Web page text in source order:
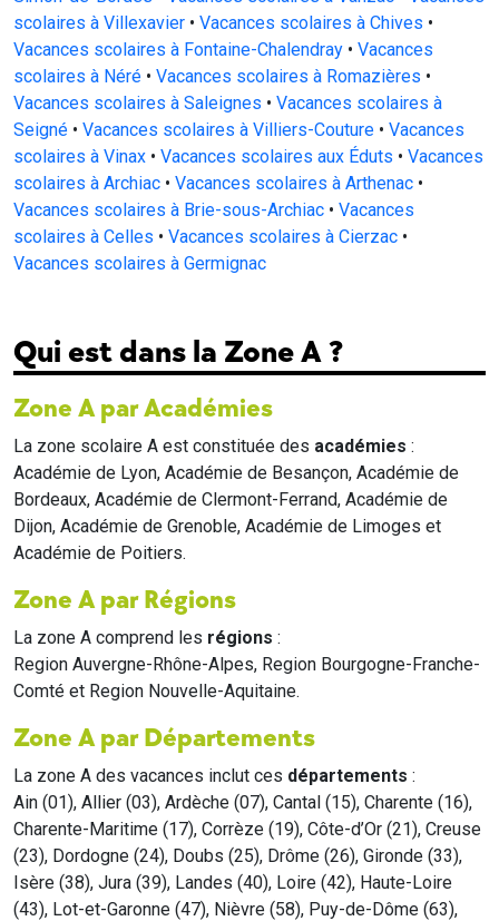
scolaires à Villexavier • Vacances scolaires à Chives •
Vacances scolaires à Fontaine-Chalendray • Vacances
scolaires à Néré • Vacances scolaires à Romazières •
Vacances scolaires à Saleignes • Vacances scolaires à
Seigné • Vacances scolaires à Villiers-Couture • Vacances
scolaires à Vinax • Vacances scolaires aux Éduts • Vacances
scolaires à Archiac • Vacances scolaires à Arthenac •
Vacances scolaires à Brie-sous-Archiac • Vacances
scolaires à Celles • Vacances scolaires à Cierzac •
Vacances scolaires à Germignac
Qui est dans la Zone A ?
Zone A par Académies
La zone scolaire A est constituée des académies :
Académie de Lyon, Académie de Besançon, Académie de
Bordeaux, Académie de Clermont-Ferrand, Académie de
Dijon, Académie de Grenoble, Académie de Limoges et
Académie de Poitiers.
Zone A par Régions
La zone A comprend les régions :
Region Auvergne-Rhône-Alpes, Region Bourgogne-Franche-
Comté et Region Nouvelle-Aquitaine.
Zone A par Départements
La zone A des vacances inclut ces départements :
Ain (01), Allier (03), Ardèche (07), Cantal (15), Charente (16),
Charente-Maritime (17), Corrèze (19), Côte-d’Or (21), Creuse
(23), Dordogne (24), Doubs (25), Drôme (26), Gironde (33),
Isère (38), Jura (39), Landes (40), Loire (42), Haute-Loire
(43), Lot-et-Garonne (47), Nièvre (58), Puy-de-Dôme (63),